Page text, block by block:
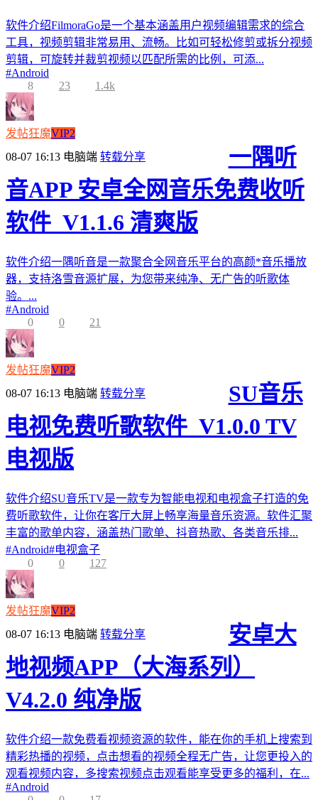
软件介绍FilmoraGo是一个基本涵盖用户视频编辑需求的综合
工具，视频剪辑非常易用、流畅。比如可轻松修剪或拆分视频
剪辑，可旋转并裁剪视频以匹配所需的比例，可添...
#Android
8
23 1.4k
发帖狂魔VIP2
08-07 16:13 电脑端 转载分享
一隅听
音APP 安卓全网音乐免费收听
软件_V1.1.6 清爽版
软件介绍一隅听音是一款聚合全网音乐平台的高颜*音乐播放
器，支持洛雪音源扩展，为您带来纯净、无广告的听歌体
验。...
#Android
0
0 21
发帖狂魔VIP2
08-07 16:13 电脑端 转载分享
SU音乐
电视免费听歌软件_V1.0.0 TV
电视版
软件介绍SU音乐TV是一款专为智能电视和电视盒子打造的免
费听歌软件，让你在客厅大屏上畅享海量音乐资源。软件汇聚
丰富的歌单内容，涵盖热门歌单、抖音热歌、各类音乐排...
#Android#电视盒子
0
0 127
发帖狂魔VIP2
08-07 16:13 电脑端 转载分享
安卓大
地视频APP（大海系列）
V4.2.0 纯净版
软件介绍一款免费看视频资源的软件，能在你的手机上搜索到
精彩热播的视频，点击想看的视频全程无广告，让您更投入的
观看视频内容，多搜索视频点击观看能享受更多的福利，在...
#Android